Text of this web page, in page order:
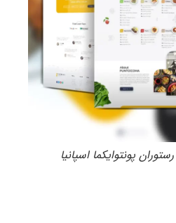
پونتوایکما اسپانیا